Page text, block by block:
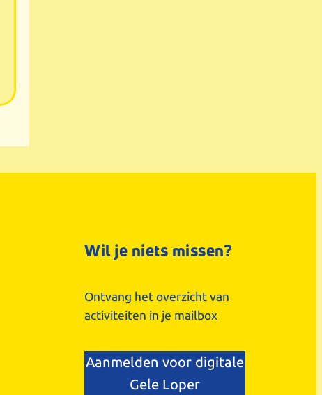
Wil je niets missen?
Ontvang het overzicht van
activiteiten in je mailbox
Aanmelden voor digitale
Gele Loper